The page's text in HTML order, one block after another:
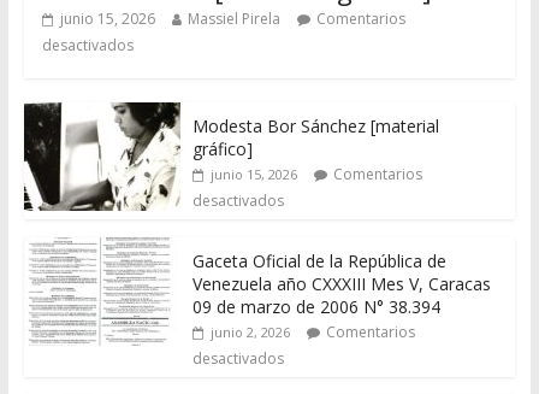
junio 15, 2026 Massiel Pirela
Comentarios
desactivados
Modesta Bor Sánchez [material
gráfico]
junio 15, 2026
Comentarios
desactivados
Gaceta Oficial de la República de
Venezuela año CXXXIII Mes V, Caracas
09 de marzo de 2006 N° 38.394
junio 2, 2026
Comentarios
desactivados